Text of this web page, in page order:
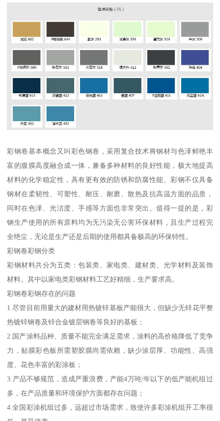
彩钢卷基本概念又叫彩色钢卷，采用复合技术将钢材与色泽鲜艳丰
富的腹膜高度融合成一体，兼备多种材料的良好性能，极大地提高
材料的化学稳定性，具有更有效的防锈和防腐性能。彩钢不仅具备
钢材在柔韧性、可塑性、耐压、耐磨、散热及抗高温方面的品质，
同时在色泽、光洁度、手感等方面也非常突出。值得一提的是，彩
钢生产使用的所有原料均为无污染无公害环保材料，且生产过程完
全绝尘，无论是生产还是后期的使用都具备极高的环保特性。
彩钢卷彩钢分类
彩钢材料共分为五类：包装类、家电类、建材类、光学材料及装饰
材料。其中以家电类彩钢材料工艺好精细，生产要求高。
彩钢卷彩钢存在的问题
1.尽管目前用量大的建材用热镀锌基板产能很大，但缺少无锌花平整
热镀锌钢卷及锌合金镀层钢卷等良好的基板；
2.国产涂料品种、质量不能完全满足需求，涂料的高价格降低了竞争
力，贴膜彩色板所需塑胶膜尚需依赖，缺少涂层厚、功能性、高强
度、花色丰富的彩涂板；
3.产品不够规范，造成严重浪费，产能4万吨/年以下的低产能机组过
多，在产品质量和环境保护方面都存在问题；
4.全国彩涂机组过多，远超过市场需求，致使许多彩涂机组开工率很